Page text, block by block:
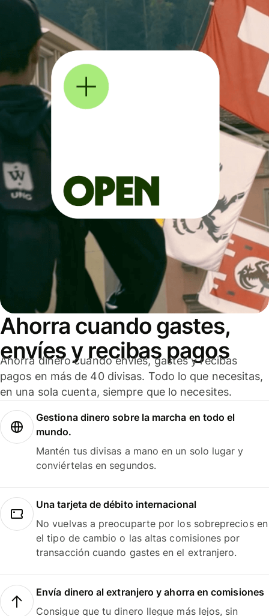
Ahorra cuando gastes,
envíes y recibas pagos
Ahorra dinero cuando envíes, gastes y recibas
pagos en más de 40 divisas. Todo lo que necesitas,
en una sola cuenta, siempre que lo necesites.
Gestiona dinero sobre la marcha en todo el
mundo.
Mantén tus divisas a mano en un solo lugar y
conviértelas en segundos.
Una tarjeta de débito internacional
No vuelvas a preocuparte por los sobreprecios en
el tipo de cambio o las altas comisiones por
transacción cuando gastes en el extranjero.
Envía dinero al extranjero y ahorra en comisiones
Consigue que tu dinero llegue más lejos, sin